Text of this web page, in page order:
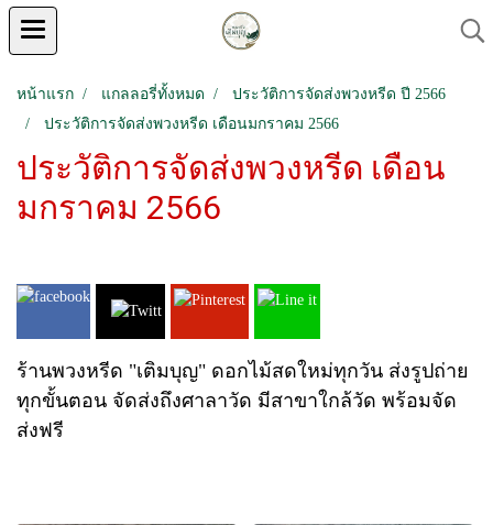
หน้าแรก แกลลอรี่ทั้งหมด
ประวัติการจัดส่งพวงหรีด ปี 2566
ประวัติการจัดส่งพวงหรีด เดือนมกราคม 2566
ประวัติการจัดส่งพวงหรีด เดือน
มกราคม 2566
ร้านพวงหรีด "เติมบุญ" ดอกไม้สดใหม่ทุกวัน ส่งรูปถ่าย
ทุกขั้นตอน จัดส่งถึงศาลาวัด มีสาขาใกล้วัด พร้อมจัด
ส่งฟรี